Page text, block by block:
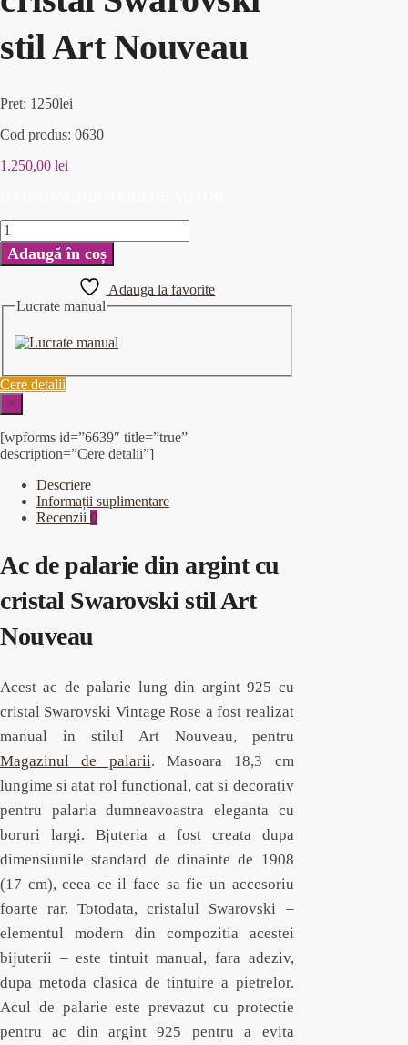
stil Art Nouveau
Pret: 1250lei
Cod produs: 0630
1.250,00 lei
Adaugă în coș
Adauga la favorite
Lucrate manual
Cere detalii
×
[wpforms id=”6639″ title=”true”
description=”Cere detalii”]
Descriere
Informații suplimentare
Recenzii 0
Ac de palarie din argint cu
cristal Swarovski stil Art
Nouveau
Acest ac de palarie lung din argint 925 cu
cristal Swarovski Vintage Rose a fost realizat
manual in stilul Art Nouveau, pentru
Magazinul de palarii. Masoara 18,3 cm
lungime si atat rol functional, cat si decorativ
pentru palaria dumneavoastra eleganta cu
boruri largi. Bjuteria a fost creata dupa
dimensiunile standard de dinainte de 1908
(17 cm), ceea ce il face sa fie un accesoriu
foarte rar. Totodata, cristalul Swarovski –
elementul modern din compozitia acestei
bijuterii – este tintuit manual, fara adeziv,
dupa metoda clasica de tintuire a pietrelor.
Acul de palarie este prevazut cu protectie
pentru ac din argint 925 pentru a evita